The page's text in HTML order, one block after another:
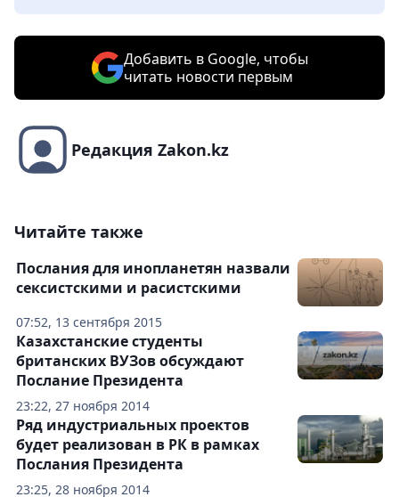
Добавить в Google, чтобы
читать новости первым
Редакция Zakon.kz
Читайте также
07:52, 13 сентября 2015
Послания для инопланетян назвали
сексистскими и расистскими
23:22, 27 ноября 2014
Казахстанские студенты
британских ВУЗов обсуждают
Послание Президента
23:25, 28 ноября 2014
Ряд индустриальных проектов
будет реализован в РК в рамках
Послания Президента